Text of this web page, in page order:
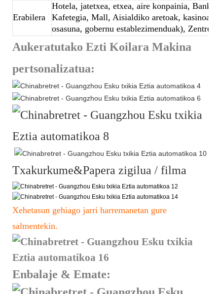
Erabilera
Hotela, jatetxea, etxea, aire konpainia,
Kafetegia, Mall, Aisialdiko aretoak, kasinoak,
osasuna, gobernu establezimenduak), Zentroa,
Aukeratutako Ezti Koilara Makina
pertsonalizatua:
Txakurkume&Papera zigilua / filma
Xehetasun gehiago jarri harremanetan gure
salmentekin.
Enbalaje & Emate: